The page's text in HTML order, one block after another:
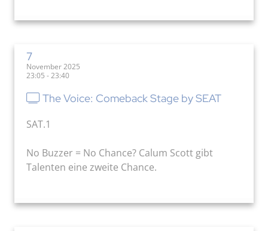
7
November 2025
23:05 - 23:40
The Voice: Comeback Stage by SEAT
SAT.1
No Buzzer = No Chance? Calum Scott gibt
Talenten eine zweite Chance.